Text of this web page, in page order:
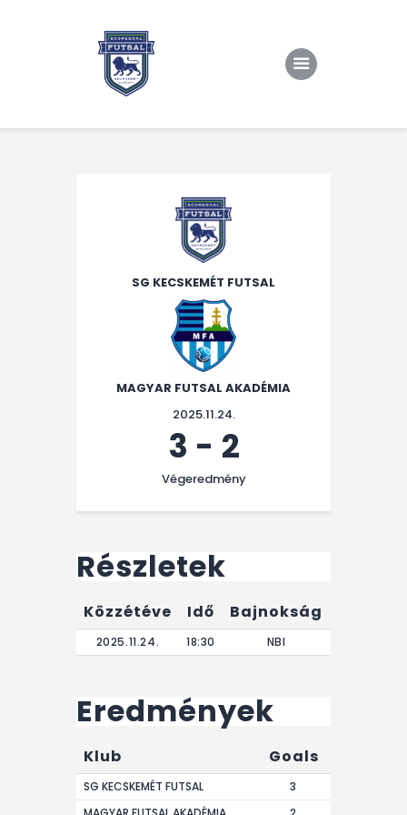
Eredmények, csapat
KapcsolatSG KECSKEMÉT FUTSAL
MAGYAR FUTSAL AKADÉMIA
2025.11.24.
3 - 2
Végeredmény
Részletek
Közzétéve Idő Bajnokság
2025.11.24. 18:30 NBI
Eredmények
Klub Goals
SG KECSKEMÉT FUTSAL
3